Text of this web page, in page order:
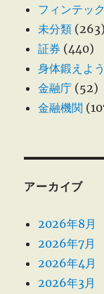
フィンテック
未分類 (263)
証券 (440)
身体鍛えよ
金融庁 (52)
金融機関
アーカイブ
2026年8月
2026年7月
2026年4月
2026年3月